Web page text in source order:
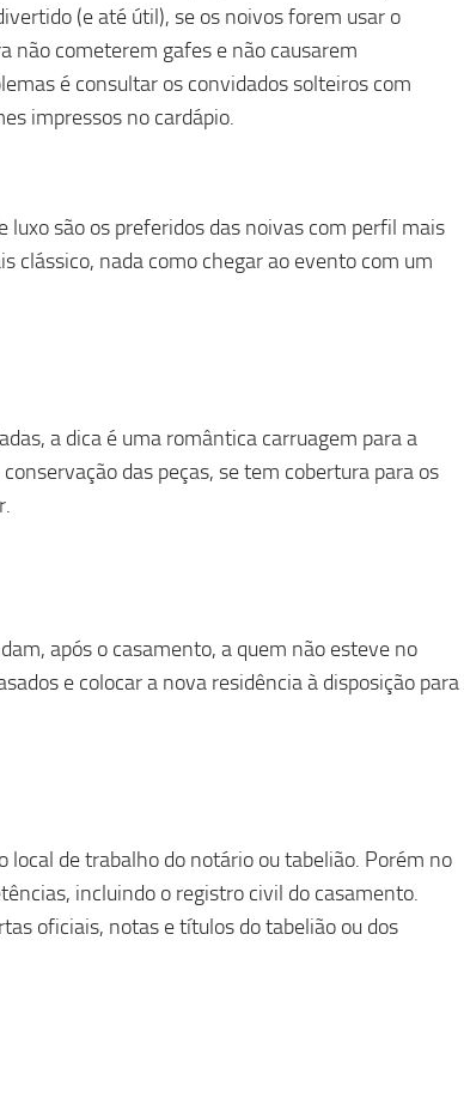
(e até útil), se os noivos forem usar o
não cometerem gafes e não causarem
é consultar os convidados solteiros com
impressos no cardápio.
luxo são os preferidos das noivas com perfil mais
clássico, nada como chegar ao evento com um
a dica é uma romântica carruagem para a
das peças, se tem cobertura para os
após o casamento, a quem não esteve no
e colocar a nova residência à disposição para
de trabalho do notário ou tabelião. Porém no
incluindo o registro civil do casamento.
oficiais, notas e títulos do tabelião ou dos